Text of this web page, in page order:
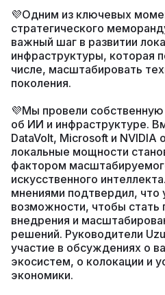
💜Одним из ключевых
стратегического
важный шаг в развитии
инфраструктуры, которая
числе, масштабировать
поколения.
💜Мы провели
об ИИ и инфраструктуре.
DataVolt, Microsoft и NVIDIA
локальные мощности
фактором
искусственного
мнениями подтвердил, что
возможности, чтобы стать
внедрения и
решений. Руководители
участие в обсуждениях о
экосистем, о колокации и
экономики.